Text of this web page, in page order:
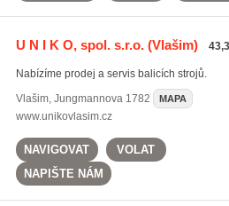
U N I K O, spol. s.r.o.(Vlašim)
Nabízíme prodej a servis balicích strojů.
Vlašim, Jungmannova 1782 MAPA
www.unikovlasim.cz
NAVIGOVAT
VOLAT
NAPIŠTE NÁM